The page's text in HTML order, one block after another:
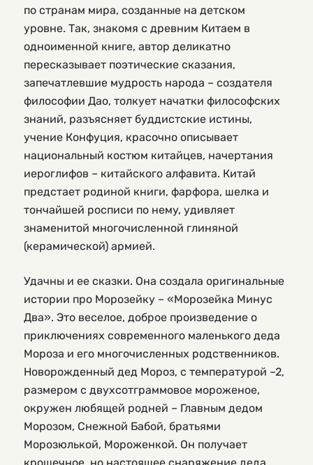
по странам мира, созданные на детском
уровне. Так, знакомя с древним Китаем в
одноименной книге, автор деликатно
пересказывает поэтические сказания,
запечатлевшие мудрость народа – создателя
философии Дао, толкует начатки философских
знаний, разъясняет буддистские истины,
учение Конфуция, красочно описывает
национальный костюм китайцев, начертания
иероглифов – китайского алфавита. Китай
предстает родиной книги, фарфора, шелка и
тончайшей росписи по нему, удивляет
знаменитой многочисленной глиняной
(керамической) армией.
Удачны и ее сказки. Она создала оригинальные
истории про Морозейку – «Морозейка Минус
Два». Это веселое, доброе произведение о
приключениях современного маленького деда
Мороза и его многочисленных родственников.
Новорожденный дед Мороз, с температурой –2,
размером с двухсотграммовое мороженое,
окружен любящей родней – Главным дедом
Морозом, Снежной Бабой, братьями
Морозюлькой, Мороженкой. Он получает